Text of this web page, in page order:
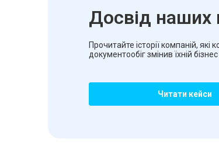
Досвід наших
Прочитайте історії компаній,
документообіг змінив їхній
Читати кейси